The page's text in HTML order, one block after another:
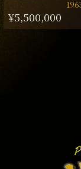
¥5,500,000